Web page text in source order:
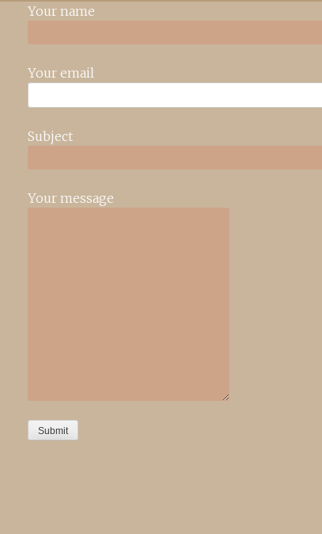
Your name
Your email
Subject
Your message